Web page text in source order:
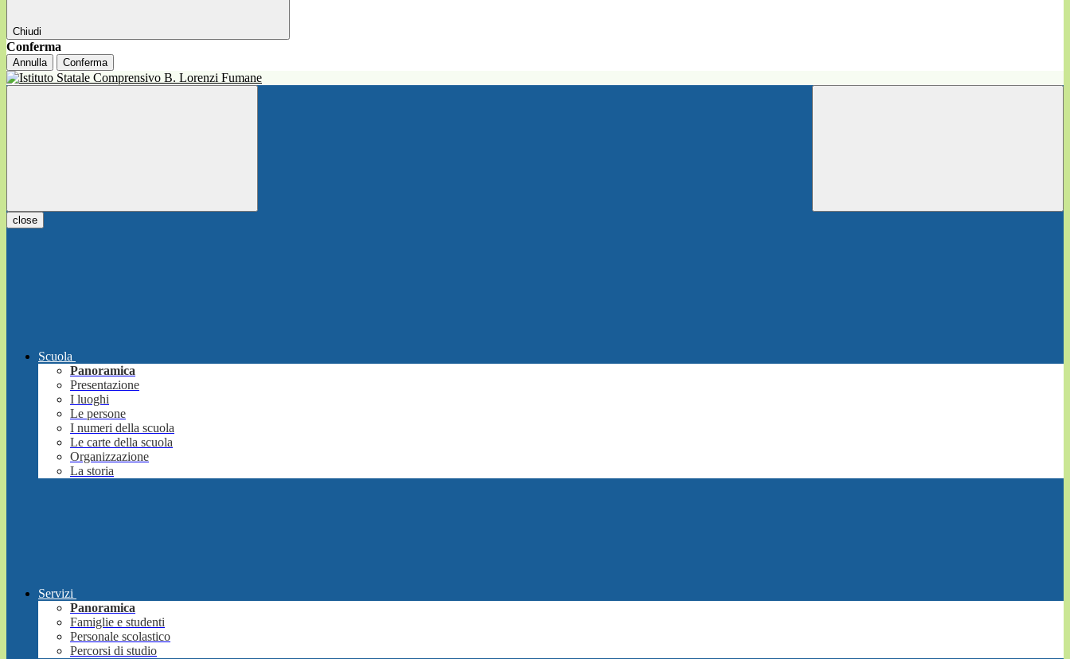
Chiudi
Conferma
Annulla Conferma
close
Scuola
Panoramica
Presentazione
I luoghi
Le persone
I numeri della scuola
Le carte della scuola
Organizzazione
La storia
Servizi
Panoramica
Famiglie e studenti
Personale scolastico
Percorsi di studio